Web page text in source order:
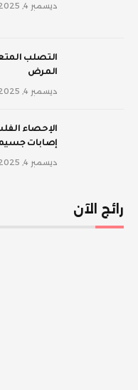
ديسمبر 4, 2025
‫التصلب
المرض
ديسمبر 4, 2025
إصابات
ديسمبر 4, 2025
رائج الآن